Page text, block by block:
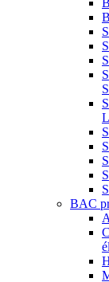
BAC